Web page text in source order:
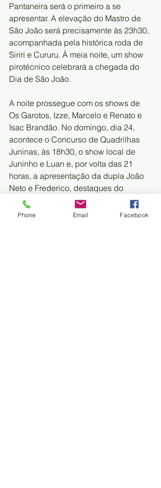
Pantaneira será o primeiro a se
apresentar. A elevação do Mastro de
São João será precisamente às 23h30,
acompanhada pela histórica roda de
Siriri e Cururu. À meia noite, um show
pirotécnico celebrará a chegada do
Dia de São João.
A noite prossegue com os shows de
Os Garotos, Izze, Marcelo e Renato e
Isac Brandão. No domingo, dia 24,
acontece o Concurso de Quadrilhas
Juninas, às 18h30, o show local de
Juninho e Luan e, por volta das 21
horas, a apresentação da dupla João
Neto e Frederico, destaques do
cenário nacional.
Phone Email Facebook